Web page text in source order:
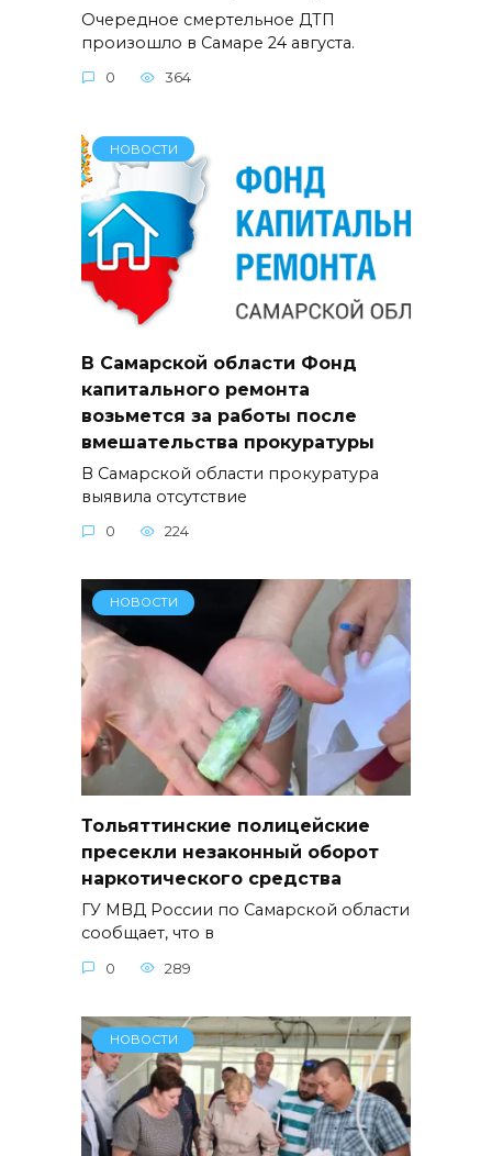
Очередное смертельное ДТП
произошло в Самаре 24 августа.
0 364
НОВОСТИ
В Самарской области Фонд
капитального ремонта
возьмется за работы после
вмешательства прокуратуры
В Самарской области прокуратура
выявила отсутствие
0 224
НОВОСТИ
Тольяттинские полицейские
пресекли незаконный оборот
наркотического средства
ГУ МВД России по Самарской области
сообщает, что в
0 289
НОВОСТИ